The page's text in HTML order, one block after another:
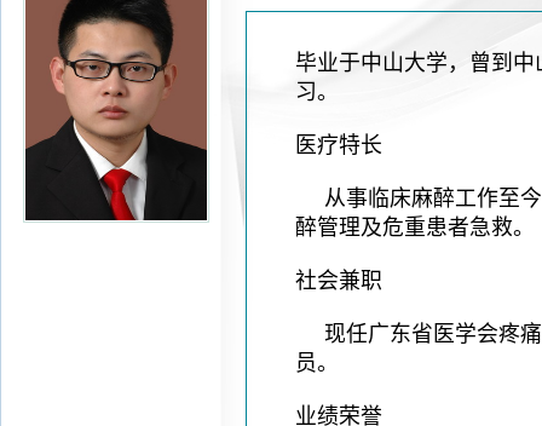
2026-07-31
以学术聚合力 | 运动健康分论坛助
毕业于中山大学，曾到
习。
医疗特长
从事临床麻醉工作至
醉管理及危重患者急救。
社会兼职
现任广东省医学会疼
员。
业绩荣誉